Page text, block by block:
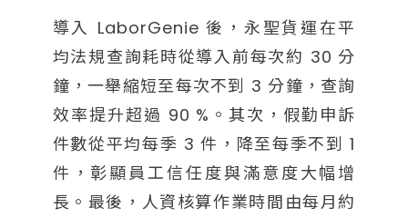
導入 LaborGenie 後，永聖貨運在平
均法規查詢耗時從導入前每次約 30 分
鐘，一舉縮短至每次不到 3 分鐘，查詢
效率提升超過 90 %。其次，假勤申訴
件數從平均每季 3 件，降至每季不到 1
件，彰顯員工信任度與滿意度大幅增
長。最後，人資核算作業時間由每月約